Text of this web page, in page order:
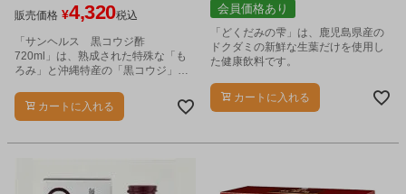
販売価格 ¥4,320税込
「サンヘルス 黒コウジ酢
720ml」は、熟成された特殊な「も
ろみ」と沖縄特産の「黒コウジ」を
発酵させた甕仕込みの黒酢で、特に
天然の“クエン酸”の量が抜群です。
カートに入れる
会員価格あり
「どくだみの雫」は、鹿児島県産の
ドクダミの新鮮な生葉だけを使用し
た健康飲料です。
カートに入れる